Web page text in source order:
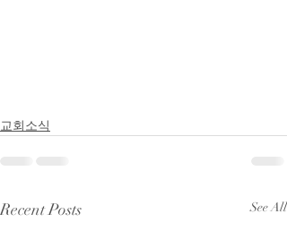
교회소식
Recent Posts See All